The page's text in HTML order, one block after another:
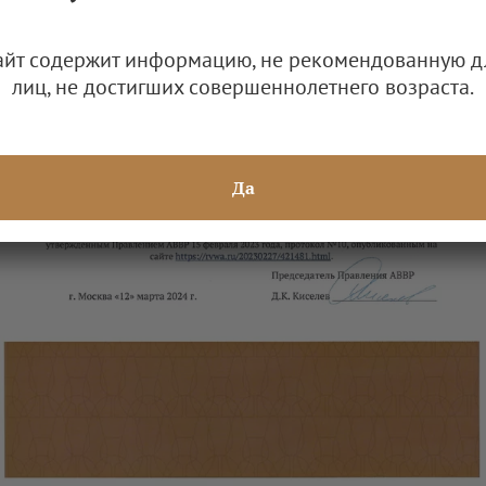
содержит информацию, не рекомендованную
лиц, не достигших совершеннолетнего возраста.
Да